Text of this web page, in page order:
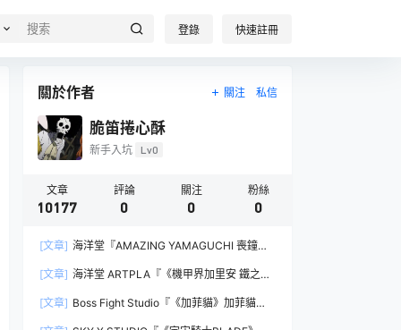
登錄 快速註冊
關於作者 關注 私信
脆笛捲心酥
新手入坑 Lv0
文章
10177
評論
0
關注
0
粉絲
0
[文章] 海洋堂『AMAZING YAMAGUCHI 喪鐘
之刃與大魄力火焰特效！
[文章] 海洋堂 ARTPLA『《機甲界加里安 鐵之紋
規再現！
[文章] Boss Fight Studio『《加菲貓》加菲貓